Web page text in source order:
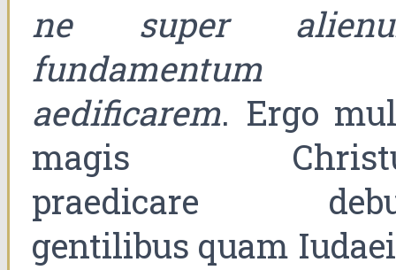
ne super
fundamentum
aedificarem. Ergo
magis
praedicare
gentilibus quam